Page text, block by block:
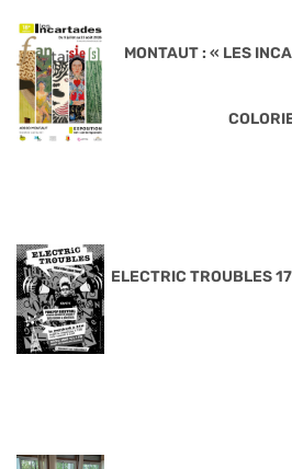
MONTAUT : « LES
ELECTRIC TROUBLES